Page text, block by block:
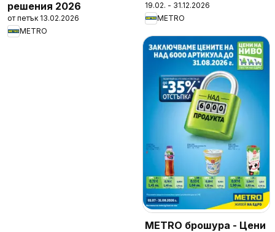
решения 2026
от петък 13.02.2026
METRO
19.02. - 31.12.2026
METRO
METRO брошура - Цени